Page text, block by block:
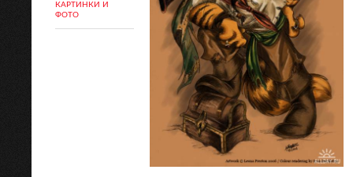
КАРТИНКИ И
ФОТО